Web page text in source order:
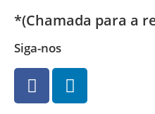
*(Chamada para a
Siga-nos